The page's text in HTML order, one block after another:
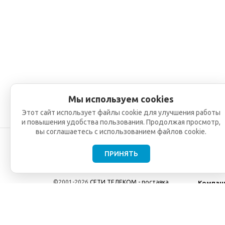
©2001-2026 СЕТИ ТЕЛЕКОМ - поставка,
Мы используем cookies
Этот сайт использует файлы cookie для улучшения работы
и повышения удобства пользования. Продолжая просмотр,
вы соглашаетесь с использованием файлов cookie.
ПРИНЯТЬ